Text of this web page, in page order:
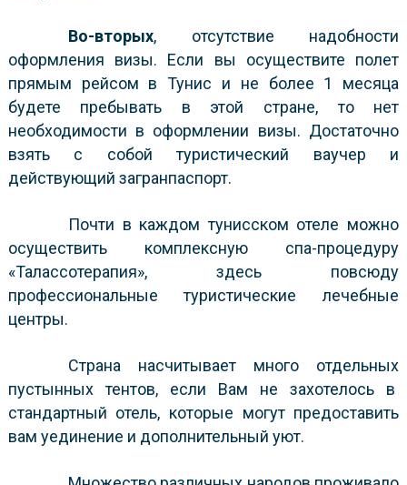
Во-вторых, отсутствие надобности
оформления визы. Если вы осуществите полет
прямым рейсом в Тунис и не более 1 месяца
будете пребывать в этой стране, то нет
необходимости в оформлении визы. Достаточно
взять с собой туристический ваучер и
действующий загранпаспорт.
Почти в каждом тунисском отеле можно
осуществить комплексную спа-процедуру
«Талассотерапия», здесь повсюду
профессиональные туристические лечебные
центры.
Страна насчитывает много отдельных
пустынных тентов, если Вам не захотелось в
стандартный отель, которые могут предоставить
вам уединение и дополнительный уют.